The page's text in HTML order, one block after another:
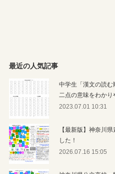
最近の人気記事
中学生「漢文の読
二点の意味をわかり
2023.07.01 10:31
【最新版】神奈川
した！
2026.07.16 15:05